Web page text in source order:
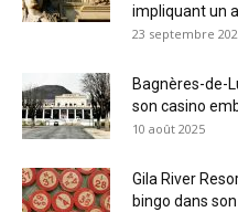
impliquant un
23 septembre
Bagnères-de-
son casino
10 août 2025
Gila River
bingo dans